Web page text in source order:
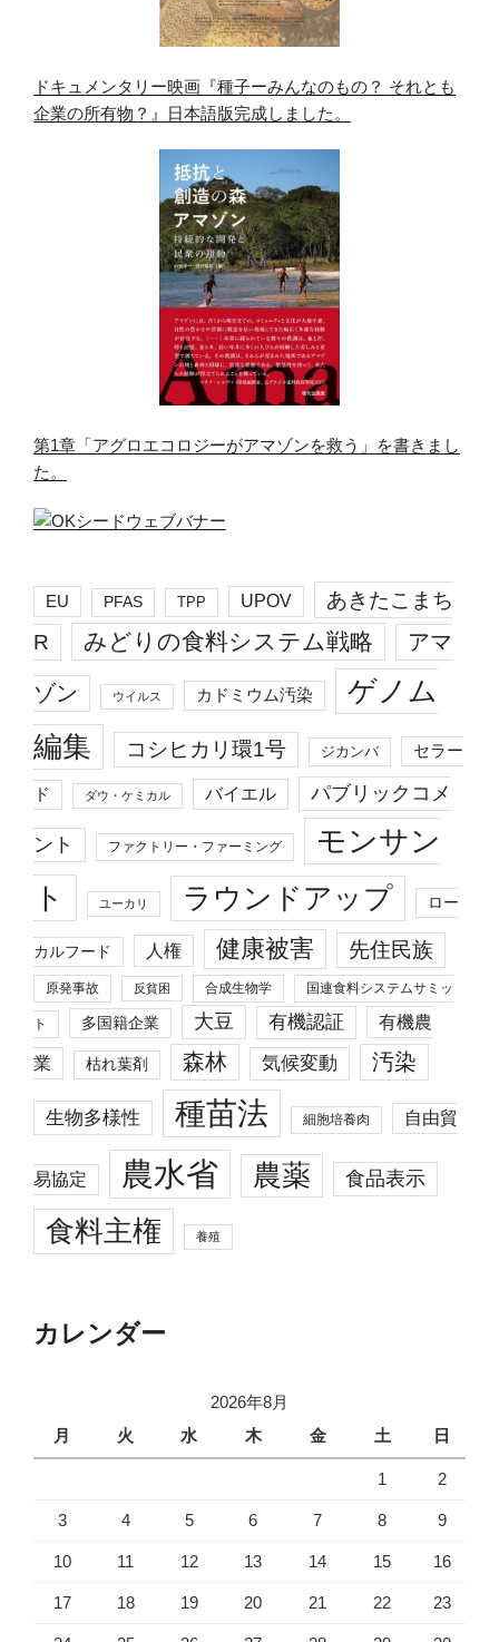
ドキュメンタリー映画『種子ーみんなのもの？ それとも
企業の所有物？』日本語版完成しました。
第1章「アグロエコロジーがアマゾンを救う」を書きまし
た。
EU PFAS TPP UPOV
あきたこまち
R
みどりの食料システム戦略 アマ
ゾン ウイルス カドミウム汚染
ゲノム
編集
コシヒカリ環1号 ジカンバ セラー
ド ダウ・ケミカル バイエル パブリックコメ
ント ファクトリー・ファーミング
モンサン
ト
ユーカリ ラウンドアップ ロー
カルフード 人権 健康被害 先住民族
原発事故 反貧困 合成生物学 国連食料システムサミッ
ト 多国籍企業 大豆 有機認証 有機農
業 枯れ葉剤 森林 気候変動 汚染
生物多様性 種苗法 細胞培養肉 自由貿
易協定 農水省 農薬 食品表示
食料主権 養殖
カレンダー
2026年8月
月
火 水 木 金 土 日
1 2
3 4 5 6 7 8 9
10 11 12 13 14 15 16
17 18 19 20 21 22 23